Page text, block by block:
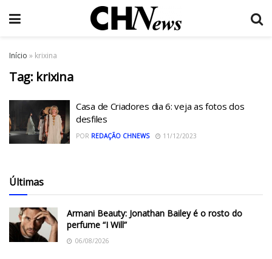
Início » krixina
Tag: krixina
Casa de Criadores dia 6: veja as fotos dos
desfiles
POR REDAÇÃO CHNEWS 11/12/2023
Últimas
Armani Beauty: Jonathan Bailey é o rosto do
perfume “I Will”
06/08/2026